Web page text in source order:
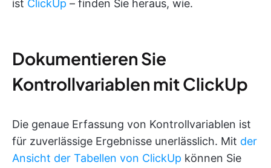
ist ClickUp – finden Sie heraus, wie.
Dokumentieren Sie
Kontrollvariablen mit ClickUp
Die genaue Erfassung von Kontrollvariablen ist
für zuverlässige Ergebnisse unerlässlich. Mit der
Ansicht der Tabellen von ClickUp können Sie